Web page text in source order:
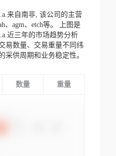
来自南非, 该公司的主营
、agm、etch等。
上图是
近三年的市场趋势分析
易数量、交易重量不同纬
采供周期和业务稳定性。
数量 重量